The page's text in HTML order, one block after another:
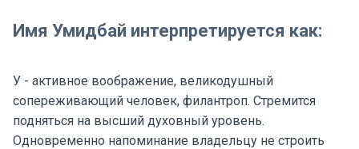
Имя Умидбай интерпретируется как:
У - активное воображение, великодушный
сопереживающий человек, филантроп. Стремится
подняться на высший духовный уровень.
Одновременно напоминание владельцу не строить